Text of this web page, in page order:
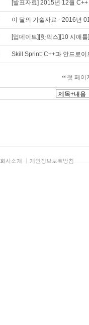
[발표자료] 2015년 12월
이 달의 기술자료 - 2016년
[업데이트][핫픽스][10 시애
Skill Sprint: C++과 안드로
첫 페이
회사소개 개인정보보호방침